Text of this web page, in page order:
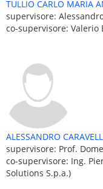
TULLIO CARLO MARIA
supervisore:
co-supervisore: Valerio
ALESSANDRO
supervisore: Prof.
co-supervisore: Ing.
Solutions S.p.a.)